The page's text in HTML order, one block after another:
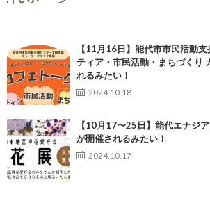
【11月16日】能代市市民活動
ティア・市民活動・まちづくり
れるみたい！
2024.10.18
【10月17〜25日】能代エナジ
が開催されるみたい！
2024.10.17